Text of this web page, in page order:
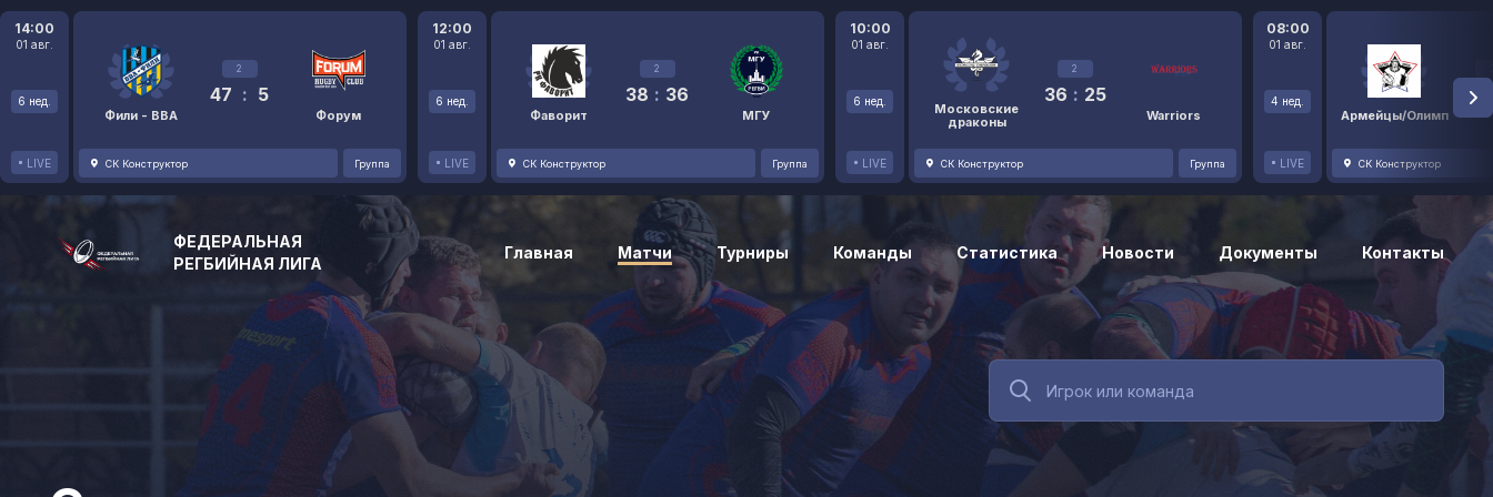
14:00
01 авг.
6 нед.
LIVE
Фили - ВВА
2
47 : 5
Форум
СК Конструктор Группа
12:00
01 авг.
6 нед.
LIVE
Фаворит
2
38 : 36
МГУ
СК Конструктор Группа
10:00
01 авг.
6 нед.
LIVE
Московские
драконы
2
36 : 25
Warriors
СК Конструктор Группа
08:00
01 авг.
4 нед.
LIVE
Армейцы/Олимп
48
СК Конструктор
ФЕДЕРАЛЬНАЯ
РЕГБИЙНАЯ ЛИГА
Главная Матчи Турниры Команды Статистика Новости Документы Контакты